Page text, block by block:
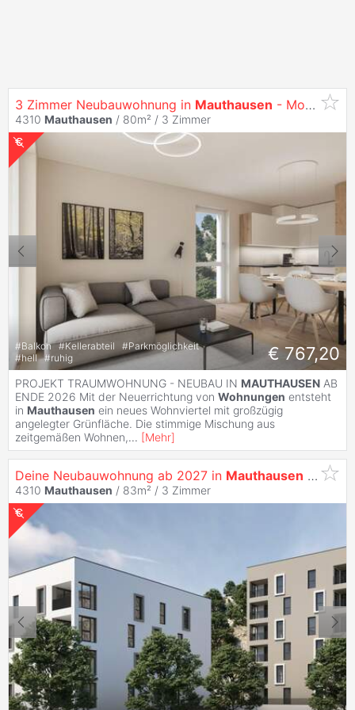
3 Zimmer Neubauwohnung in Mauthausen - Modern, Hell und in Toller Lage
4310 Mauthausen / 80m² / 3 Zimmer
#Balkon #Kellerabteil #Parkmöglichkeit
#hell #ruhig € 767,20
PROJEKT TRAUMWOHNUNG - NEUBAU IN MAUTHAUSEN AB
ENDE 2026 Mit der Neuerrichtung von Wohnungen entsteht
in Mauthausen ein neues Wohnviertel mit großzügig
angelegter Grünfläche. Die stimmige Mischung aus
zeitgemäßen Wohnen,... [Mehr]
Deine Neubauwohnung ab 2027 in Mauthausen
4310 Mauthausen / 83m² / 3 Zimmer